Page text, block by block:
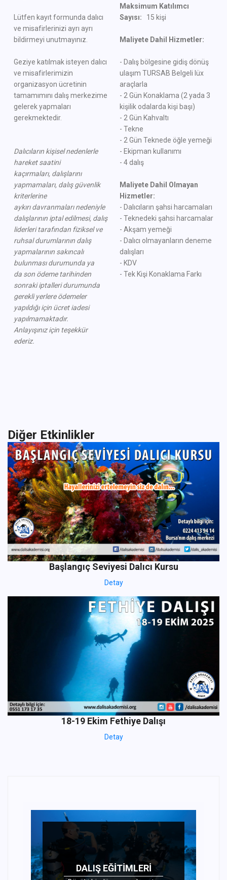
Lütfen kayıt formunda dalıcı
ve misafirlerinizi ayrı ayrı
bildirmeyi unutmayınız.
Geziye katılmak isteyen dalıcı
ve misafirlerimizin
organizasyon ücretinin
tamamımını dalış merkezime
gelerek yapmaları
gerekmektedir.
Dalıcıların kişisel nedenlerle
hareket saatini
kaçırmaları, dalışlarını
yapmamaları, dalış güvenlik
kriterlerine
aykırıdavranmaları nedeniyle
dalışlarının iptal edilmesi, dalış
liderleri tarafından fiziksel ve
ruhsal durumlarının dalış
yapmalarının sakıncalı
bulunması durumunda ya
da son ödeme tarihinden
sonraki iptalleri durumunda
gerekliyerlere ödemeler
yapıldığı için ücret iadesi
yapılmamaktadır.
Anlayışınız için teşekkür
ederiz.
Maksimum Katılımcı
Sayısı: 15 kişi
Maliyete Dahil Hizmetler:
- Dalış bölgesine gidiş dönüş
ulaşım TURSAB Belgeli lüx
araçlarla
- 2 Gün Konaklama (2 yada 3
kişilik odalarda kişi başı)
- 2 Gün Kahvaltı
- Tekne
- 2 Gün Teknede öğle yemeği
- Ekipman kullanımı
- 4 dalış
Maliyete Dahil Olmayan
Hizmetler:
- Dalıcıların şahsi harcamaları
- Teknedeki şahsi harcamalar
- Akşam yemeği
- Dalıcı olmayanların deneme
dalışları
- KDV
- Tek Kişi Konaklama Farkı
Diğer Etkinlikler
Başlangıç Seviyesi Dalıcı Kursu
Detay
18-19 Ekim Fethiye Dalışı
Detay
DALIŞ EĞITIMLERI